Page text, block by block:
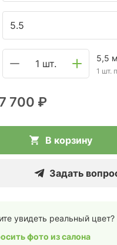
1 шт. 5,5
1 шт.
7 700 ₽
В корзину
Задать
увидеть реальный цвет?
фото из салона